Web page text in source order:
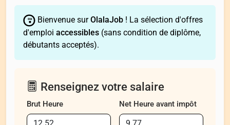
Bienvenue surOlalaJob! La sélection d'offres
d'emploi accessibles (sans condition de diplôme,
débutants acceptés).
Renseignez votre salaire
Brut Heure Net Heure avant impôt